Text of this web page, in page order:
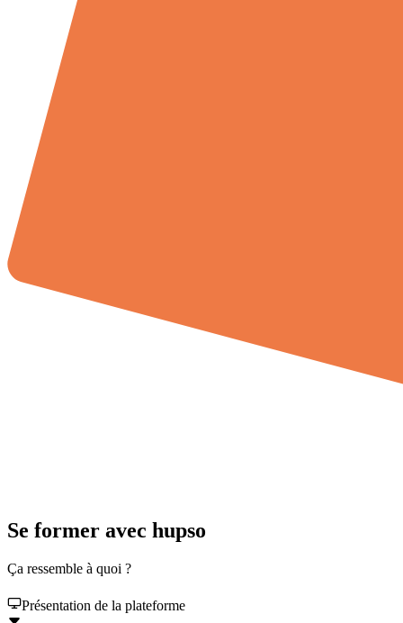
Se former avec hupso
Ça ressemble à quoi ?
Présentation de la plateforme